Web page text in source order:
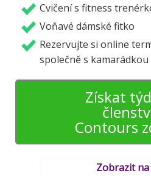
Cvičení s fitness
Voňavé dámské fitko
Rezervujte si online
společně s kamarádkou
Získat
Contours
Zobrazit